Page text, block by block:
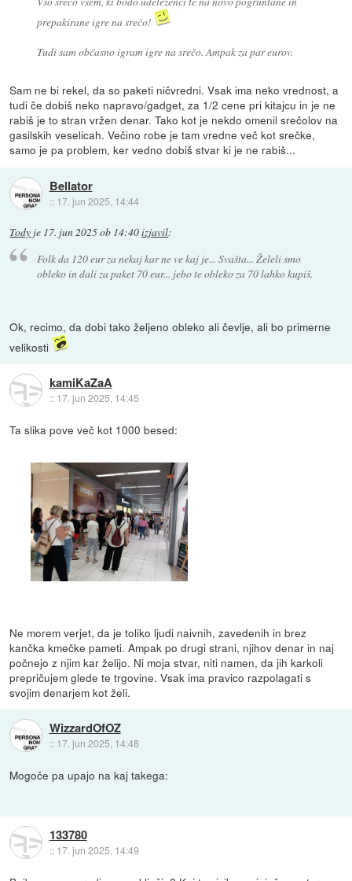
prepakirane igre na srečo!
Tudi sam občasno igram igre na srečo. Ampak za par eurov.
Sam ne bi rekel, da so paketi ničvredni. Vsak ima neko vrednost, a
tudi če dobiš neko napravo/gadget, za 1/2 cene pri kitajcu in je ne
rabiš je to stran vržen denar. Tako kot je nekdo omenil srečolov na
gasilskih veselicah. Večino robe je tam vredne več kot srečke,
samo je pa problem, ker vedno dobiš stvar ki je ne rabiš...
Bellator
:: 17. jun 2025, 14:44
Tody je 17. jun 2025 ob 14:40izjavil:
Folk da 120 eur za nekaj kar ne ve kaj je... Svašta... Želeli smo
obleko in dali za paket 70 eur... jebo te obleko za 70 lahko kupiš.
Ok, recimo, da dobi tako željeno obleko ali čevlje, ali bo primerne
velikosti
kamiKaZaA
:: 17. jun 2025, 14:45
Ta slika pove več kot 1000 besed:
Ne morem verjet, da je toliko ljudi naivnih, zavedenih in brez
kančka kmečke pameti. Ampak po drugi strani, njihov denar in naj
počnejo z njim kar želijo. Ni moja stvar, niti namen, da jih karkoli
prepričujem glede te trgovine. Vsak ima pravico razpolagati s
svojim denarjem kot želi.
WizzardOfOZ
:: 17. jun 2025, 14:48
Mogoče pa upajo na kaj takega:
133780
:: 17. jun 2025, 14:49